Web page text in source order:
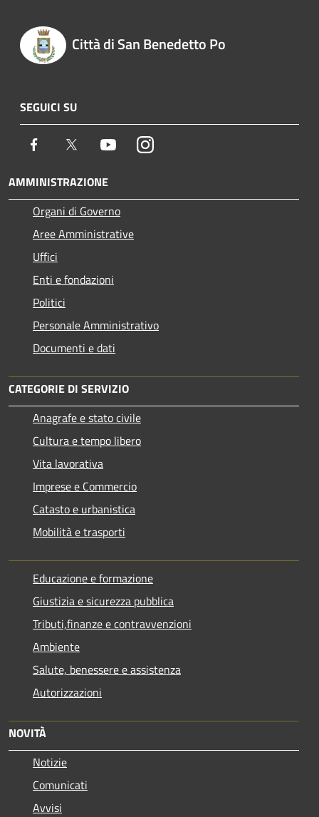
Città di San Benedetto Po
SEGUICI SU
Facebook Twitter YoutubeInstagram
AMMINISTRAZIONE
Organi di Governo
Aree Amministrative
Uffici
Enti e fondazioni
Politici
Personale Amministrativo
Documenti e dati
CATEGORIE DI SERVIZIO
Anagrafe e stato civile
Cultura e tempo libero
Vita lavorativa
Imprese e Commercio
Catasto e urbanistica
Mobilità e trasporti
Educazione e formazione
Giustizia e sicurezza pubblica
Tributi,finanze e contravvenzioni
Ambiente
Salute, benessere e assistenza
Autorizzazioni
NOVITÀ
Notizie
Comunicati
Avvisi